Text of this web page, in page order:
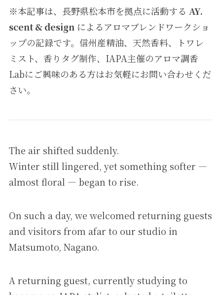
※本記事は、長野県松本市を拠点に活動する AY.
scent & designによるアロマブレンドワークショ
ップの記録です。信州産精油、天然香料、トワレ
ミスト、香りタグ制作、IAPA主催のアロマ調香
Labにご興味のある方はお気軽にお問い合わせくだ
さい。
The air shifted suddenly.
Winter still lingered, yet something softer —
almost floral — began to rise.
On such a day, we welcomed returning guests
and visitors from afar to our studio in
Matsumoto, Nagano.
A returning guest, currently studying to